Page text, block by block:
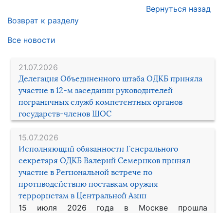
21.07.2026
Делегация Объединенного штаба ОДКБ приняла
участие в 12-м заседании руководителей
пограничных служб компетентных органов
государств-членов ШОС
15.07.2026
Исполняющий обязанности Генерального
секретаря ОДКБ Валерий Семериков принял
участие в Региональной встрече по
противодействию поставкам оружия
террористам в Центральной Азии
15 июля 2026 года в Москве прошла
Вернуться назад
Возврат к разделу
Все новости